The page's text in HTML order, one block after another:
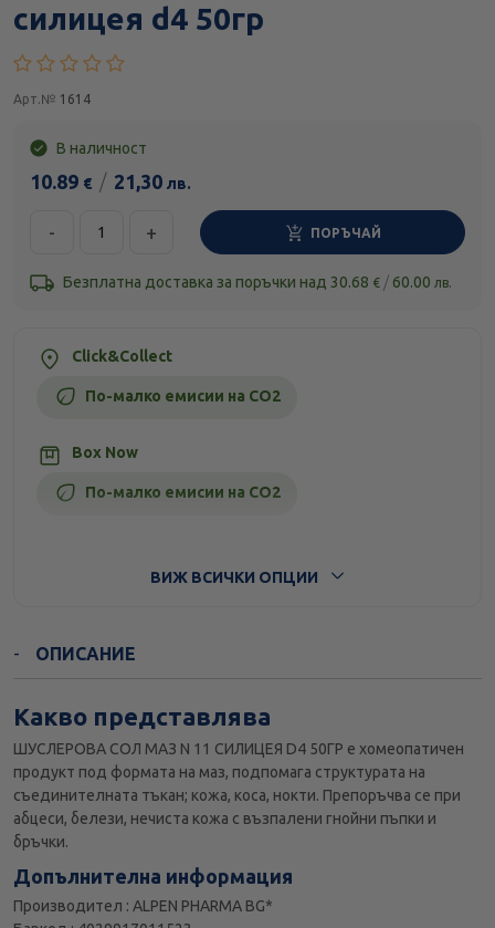
силицея d4 50гр
Арт.№ 1614
В наличност
10.89 € / 21,30 лв.
- + ПОРЪЧАЙ
Безплатна доставка за поръчки над 30.68 € / 60.00 лв.
Click&Collect
По-малко емисии на CO2
Box Now
По-малко емисии на CO2
ВИЖ ВСИЧКИ ОПЦИИ
ОПИСАНИЕ
Какво представлява
ШУСЛЕРОВА СОЛ МАЗ N 11 СИЛИЦЕЯ D4 50ГР е хомеопатичен
продукт под формата на маз, подпомага структурата на
съединителната тъкан; кожа, коса, нокти. Препоръчва се при
абцеси, белези, нечиста кожа с възпалени гнойни пъпки и
бръчки.
Допълнителна информация
Производител : ALPEN PHARMA BG*